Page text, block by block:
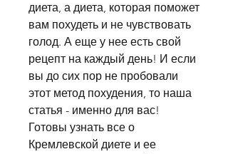
диета, а диета, которая поможет
вам похудеть и не чувствовать
голод. А еще у нее есть свой
рецепт на каждый день! И если
вы до сих пор не пробовали
этот метод похудения, то наша
статья - именно для вас!
Готовы узнать все о
Кремлевской диете и ее